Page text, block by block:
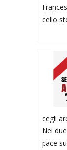
dello
degli
Nei
pace